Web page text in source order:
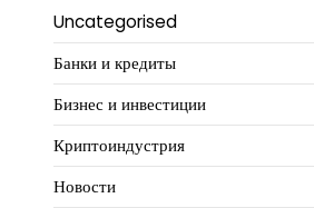
Uncategorised
Банки и кредиты
Бизнес и инвестиции
Криптоиндустрия
Новости